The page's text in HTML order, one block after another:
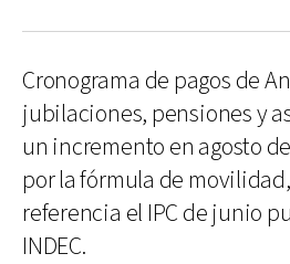
Cronograma de pagos de
jubilaciones, pensiones y
un incremento en agosto
por la fórmula de
referencia el IPC de junio
INDEC.